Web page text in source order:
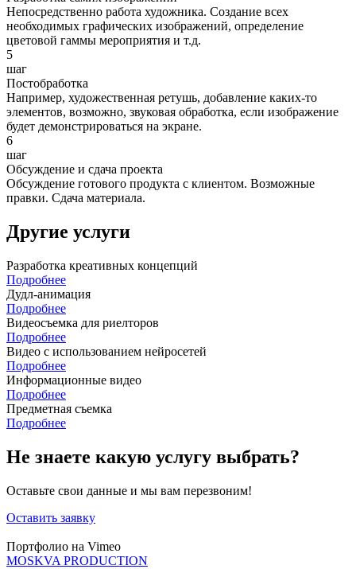
Непосредственно работа художника. Создание всех
необходимых графических изображений, определение
цветовой гаммы мероприятия и т.д.
5
шаг
Постобработка
Например, художественная ретушь, добавление каких-то
элементов, возможно, звуковая обработка, если изображение
будет демонстрироваться на экране.
6
шаг
Обсуждение и сдача проекта
Обсуждение готового продукта с клиентом. Возможные
правки. Сдача материала.
Другие услуги
Разработка креативных концепций
Подробнее
Дудл-анимация
Подробнее
Видеосъемка для риелторов
Подробнее
Видео с использованием нейросетей
Подробнее
Информационные видео
Подробнее
Предметная съемка
Подробнее
Не знаете какую услугу выбрать?
Оставьте свои данные и мы вам перезвоним!
Оставить заявку
Портфолио на Vimeo
MOSKVA PRODUCTION